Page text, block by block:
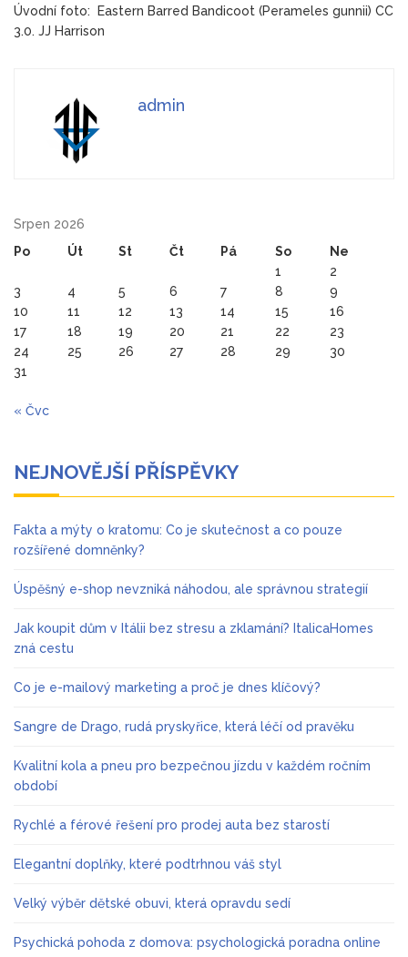
Úvodní foto: Eastern Barred Bandicoot (Perameles gunnii) CC
3.0. JJ Harrison
admin
Srpen 2026
Po
Út St Čt Pá So
Ne
1
2
3
4 5 6 7 8
9
10
11 12 13 14 15
16
17
18 19 20 21 22
23
24
25 26 27 28 29
30
31
« Čvc
NEJNOVĚJŠÍ PŘÍSPĚVKY
Fakta a mýty o kratomu: Co je skutečnost a co pouze
rozšířené domněnky?
Úspěšný e-shop nevzniká náhodou, ale správnou strategií
Jak koupit dům v Itálii bez stresu a zklamání? ItalicaHomes
zná cestu
Co je e-mailový marketing a proč je dnes klíčový?
Sangre de Drago, rudá pryskyřice, která léčí od pravěku
Kvalitní kola a pneu pro bezpečnou jízdu v každém ročním
období
Rychlé a férové řešení pro prodej auta bez starostí
Elegantní doplňky, které podtrhnou váš styl
Velký výběr dětské obuvi, která opravdu sedí
Psychická pohoda z domova: psychologická poradna online